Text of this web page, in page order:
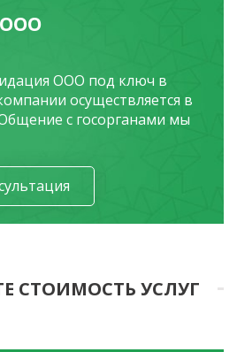
ООО под ключ в
осуществляется в
с госорганами мы
СТОИМОСТЬ УСЛУГ